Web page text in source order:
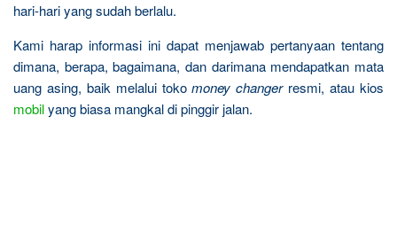
hari-hari yang sudah berlalu.
Kami harap informasi ini dapat menjawab pertanyaan tentang
dimana, berapa, bagaimana, dan darimana mendapatkan mata
uang asing, baik melalui tokomoney changerresmi, atau kios
mobilyang biasa mangkal di pinggir jalan.